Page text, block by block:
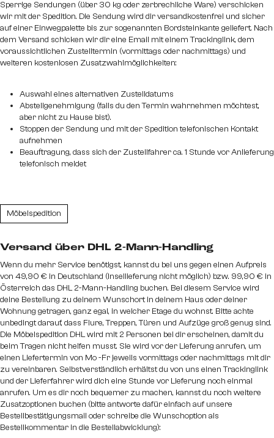
Sperrige Sendungen (über 30 kg oder zerbrechliche Ware) verschicken
wir mit der Spedition. Die Sendung wird dir versandkostenfrei und sicher
auf einer Einwegpalette bis zur sogenannten Bordsteinkante geliefert. Nach
dem Versand schicken wir dir eine Email mit einem Trackinglink, dem
voraussichtlichen Zustelltermin (vormittags oder nachmittags) und
weiteren kostenlosen Zusatzwahlmöglichkeiten:
Auswahl eines alternativen Zustelldatums
Abstellgenehmigung (falls du den Termin wahrnehmen möchtest,
aber nicht zu Hause bist).
Stoppen der Sendung und mit der Spedition telefonischen Kontakt
aufnehmen
Beauftragung, dass sich der Zustellfahrer ca. 1 Stunde vor Anlieferung
telefonisch meldet
Möbelspedition
Versand über DHL 2-Mann-Handling
Wenn du mehr Service benötigst, kannst du bei uns gegen einen Aufpreis
von 49,90 € in Deutschland (Insellieferung nicht möglich) bzw. 99,90 € in
Österreich das DHL 2-Mann-Handling buchen. Bei diesem Service wird
deine Bestellung zu deinem Wunschort in deinem Haus oder deiner
Wohnung getragen, ganz egal, in welcher Etage du wohnst. Bitte achte
unbedingt darauf, dass Flure, Treppen, Türen und Aufzüge groß genug sind.
Die Möbelspedition DHL wird mit 2 Personen bei dir erscheinen, damit du
beim Tragen nicht helfen musst. Sie wird vor der Lieferung anrufen, um
einen Liefertermin von Mo -Fr jeweils vormittags oder nachmittags mit dir
zu vereinbaren. Selbstverständlich erhältst du von uns einen Trackinglink
und der Lieferfahrer wird dich eine Stunde vor Lieferung noch einmal
anrufen. Um es dir noch bequemer zu machen, kannst du noch weitere
Zusatzoptionen buchen (bitte antworte dafür einfach auf unsere
Bestellbestätigungsmail oder schreibe die Wunschoption als
Bestellkommentar in die Bestellabwicklung):